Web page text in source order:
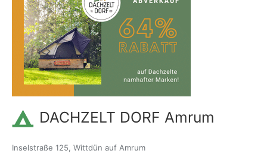
DACHZELT DORF Amrum
Inselstraße 125, Wittdün auf Amrum